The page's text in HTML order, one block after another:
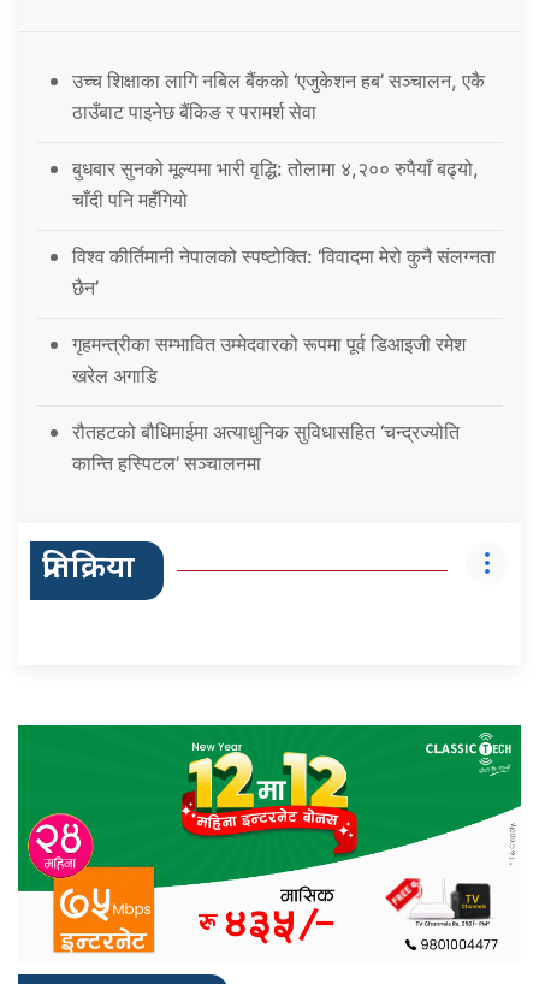
उच्च शिक्षाका लागि नबिल बैंकको ‘एजुकेशन हब’ सञ्चालन, एकै
ठाउँबाट पाइनेछ बैंकिङ र परामर्श सेवा
बुधबार सुनको मूल्यमा भारी वृद्धि: तोलामा ४,२०० रुपैयाँ बढ्यो,
चाँदी पनि महँगियो
विश्व कीर्तिमानी नेपालको स्पष्टोक्ति: ‘विवादमा मेरो कुनै संलग्नता
छैन’
गृहमन्त्रीका सम्भावित उम्मेदवारको रूपमा पूर्व डिआइजी रमेश
खरेल अगाडि
रौतहटको बौधिमाईमा अत्याधुनिक सुविधासहित ‘चन्द्रज्योति
कान्ति हस्पिटल’ सञ्चालनमा
प्रतिक्रिया